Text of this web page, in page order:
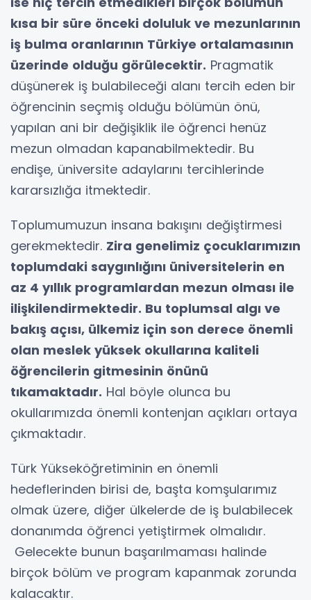
kısa bir süre önceki doluluk ve mezunlarının
iş bulma oranlarının Türkiye ortalamasının
üzerinde olduğu görülecektir. Pragmatik
düşünerek iş bulabileceği alanı tercih eden bir
öğrencinin seçmiş olduğu bölümün önü,
yapılan ani bir değişiklik ile öğrenci henüz
mezun olmadan kapanabilmektedir. Bu
endişe, üniversite adaylarını tercihlerinde
kararsızlığa itmektedir.
Toplumumuzun insana bakışını değiştirmesi
gerekmektedir. Zira genelimiz çocuklarımızın
toplumdaki saygınlığını üniversitelerin en
az 4 yıllık programlardan mezun olması ile
ilişkilendirmektedir. Bu toplumsal algı ve
bakış açısı, ülkemiz için son derece önemli
olan meslek yüksek okullarına kaliteli
öğrencilerin gitmesinin önünü
tıkamaktadır. Hal böyle olunca bu
okullarımızda önemli kontenjan açıkları ortaya
çıkmaktadır.
Türk Yükseköğretiminin en önemli
hedeflerinden birisi de, başta komşularımız
olmak üzere, diğer ülkelerde de iş bulabilecek
donanımda öğrenci yetiştirmek olmalıdır.
Gelecekte bunun başarılmaması halinde
birçok bölüm ve program kapanmak zorunda
kalacaktır.